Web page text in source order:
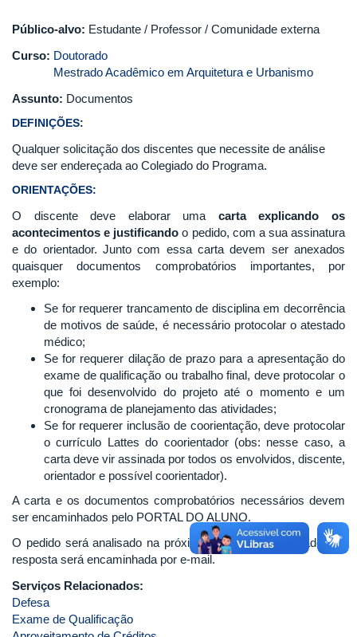
Público-alvo: Estudante / Professor / Comunidade externa
Curso: Doutorado
Mestrado Acadêmico em Arquitetura e Urbanismo
Assunto: Documentos
DEFINIÇÕES:
Qualquer solicitação dos discentes que necessite de análise
deve ser endereçada ao Colegiado do Programa.
ORIENTAÇÕES:
O discente deve elaborar uma carta explicando os
acontecimentos e justificando o pedido, com a sua assinatura
e do orientador. Junto com essa carta devem ser anexados
quaisquer documentos comprobatórios importantes, por
exemplo:
Se for requerer trancamento de disciplina em decorrência
de motivos de saúde, é necessário protocolar o atestado
médico;
Se for requerer dilação de prazo para a apresentação do
exame de qualificação ou trabalho final, deve protocolar o
que foi desenvolvido do projeto até o momento e um
cronograma de planejamento das atividades;
Se for requerer inclusão de coorientação, deve protocolar
o currículo Lattes do coorientador (obs: nesse caso, a
carta deve vir assinada por todos os envolvidos, discente,
orientador e possível coorientador).
A carta e os documentos comprobatórios necessários devem
ser encaminhados pelo PORTAL DO ALUNO.
O pedido será analisado na próxima reunião do Colegiado e a
resposta será encaminhada por e-mail.
Serviços Relacionados:
Defesa
Exame de Qualificação